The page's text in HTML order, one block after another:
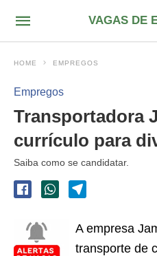
VAGAS DE
HOME EMPREGOS
Empregos
Transportadora
currículo para
Saiba como se candidatar.
A empresa
transporte de